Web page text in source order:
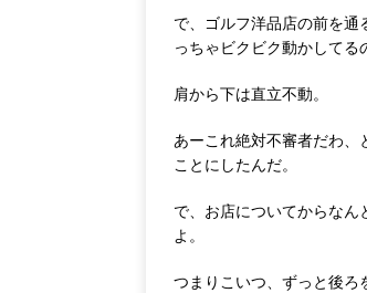
で、ゴルフ洋品店の前を
っちゃビクビク動かしてる
肩から下は直立不動。
あーこれ絶対不審者だわ、
ことにしたんだ。
で、お店についてからな
よ。
つまりこいつ、ずっと後ろ